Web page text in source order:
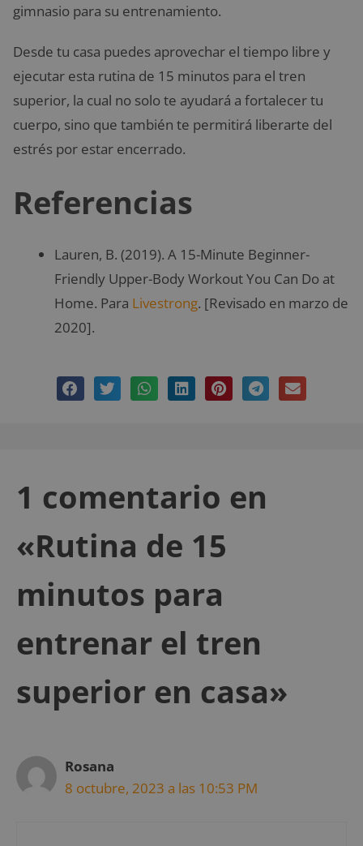
gimnasio para su entrenamiento.
Desde tu casa puedes aprovechar el tiempo libre y
ejecutar esta rutina de 15 minutos para el tren
superior, la cual no solo te ayudará a fortalecer tu
cuerpo, sino que también te permitirá liberarte del
estrés por estar encerrado.
Referencias
Lauren, B. (2019). A 15-Minute Beginner-
Friendly Upper-Body Workout You Can Do at
Home. Para Livestrong. [Revisado en marzo de
2020].
1 comentario en
«Rutina de 15
minutos para
entrenar el tren
superior en casa»
Rosana
8 octubre, 2023 a las 10:53 PM